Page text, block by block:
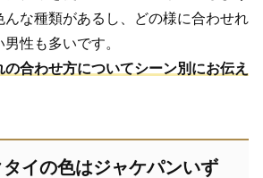
んな種類があるし、どの様に合わせれ
性も多いです。
の合わせ方についてシーン別にお伝え
イの色はジャケパンいず